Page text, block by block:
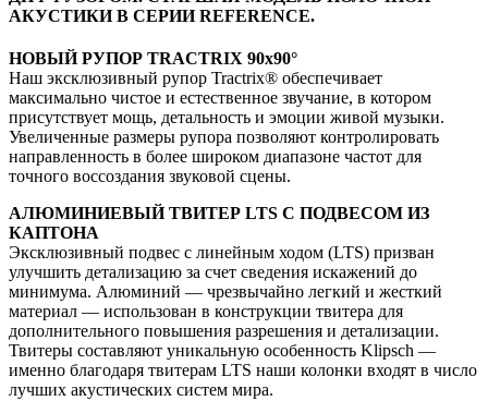
АКУСТИКИ В СЕРИИ REFERENCE.
НОВЫЙ РУПОР TRACTRIX 90х90°
Наш эксклюзивный рупор Tractrix® обеспечивает
максимально чистое и естественное звучание, в котором
присутствует мощь, детальность и эмоции живой музыки.
Увеличенные размеры рупора позволяют контролировать
направленность в более широком диапазоне частот для
точного воссоздания звуковой сцены.
АЛЮМИНИЕВЫЙ ТВИТЕР LTS С ПОДВЕСОМ ИЗ
КАПТОНА
Эксклюзивный подвес с линейным ходом (LTS) призван
улучшить детализацию за счет сведения искажений до
минимума. Алюминий — чрезвычайно легкий и жесткий
материал — использован в конструкции твитера для
дополнительного повышения разрешения и детализации.
Твитеры составляют уникальную особенность Klipsch —
именно благодаря твитерам LTS наши колонки входят в число
лучших акустических систем мира.